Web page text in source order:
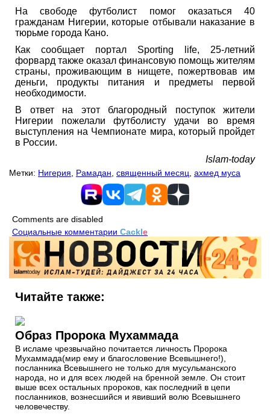
На свободе футболист помог оказаться 40
гражданам Нигерии, которые отбывали наказание в
тюрьме города Кано.
Как сообщает портал Sporting life, 25-летний
форвард также оказал финансовую помощь жителям
страны, проживающим в нищете, пожертвовав им
деньги, продукты питания и предметы первой
необходимости.
В ответ на этот благородный поступок жители
Нигерии пожелали футболисту удачи во время
выступления на Чемпионате мира, который пройдет
в России.
Islam-today
Метки: Нигерия Рамадан священный месяц ахмед муса
Comments are disabled
Социальные комментарии Cackle
Читайте также:
Образ Пророка Мухаммада
В исламе чрезвычайно почитается личность Пророка
Мухаммада(мир ему и благословение Всевышнего!),
посланника Всевышнего не только для мусульманского
народа, но и для всех людей на бренной земле. Он стоит
выше всех остальных пророков, как последний в цепи
посланников, вознесшийся и явивший волю Всевышнего
человечеству.